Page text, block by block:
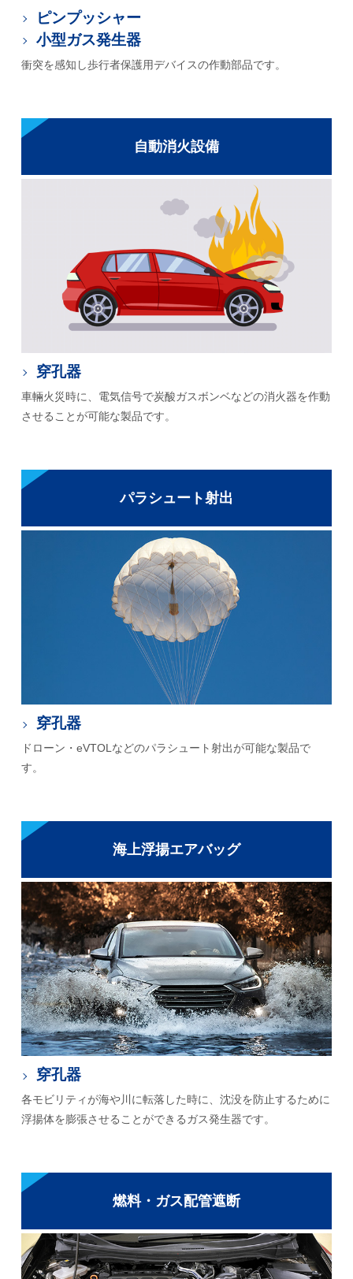
ピンプッシャー
小型ガス発生器
衝突を感知し歩行者保護用デバイスの作動部品です。
自動消火設備
穿孔器
車輛火災時に、電気信号で炭酸ガスボンベなどの消火器を作動
させることが可能な製品です。
パラシュート射出
穿孔器
ドローン・eVTOLなどのパラシュート射出が可能な製品で
す。
海上浮揚エアバッグ
穿孔器
各モビリティが海や川に転落した時に、沈没を防止するために
浮揚体を膨張させることができるガス発生器です。
燃料・ガス配管遮断